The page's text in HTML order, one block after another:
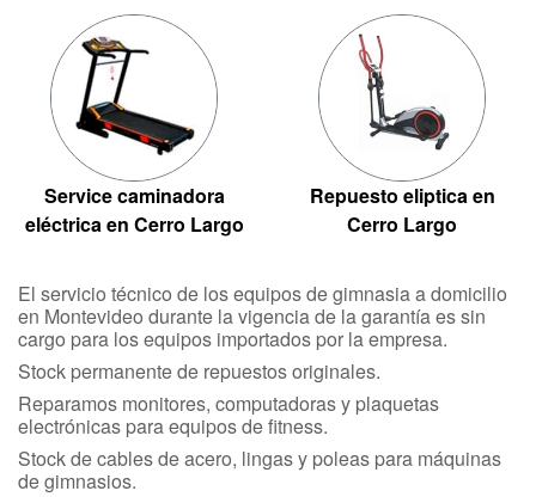
Service caminadora
eléctrica en Cerro Largo
Repuesto eliptica en
Cerro Largo
El servicio técnico de los equipos de gimnasia a domicilio
en Montevideo durante la vigencia de la garantía es sin
cargo para los equipos importados por la empresa.
Stock permanente de repuestos originales.
Reparamos monitores, computadoras y plaquetas
electrónicas para equipos de fitness.
Stock de cables de acero, lingas y poleas para máquinas
de gimnasios.